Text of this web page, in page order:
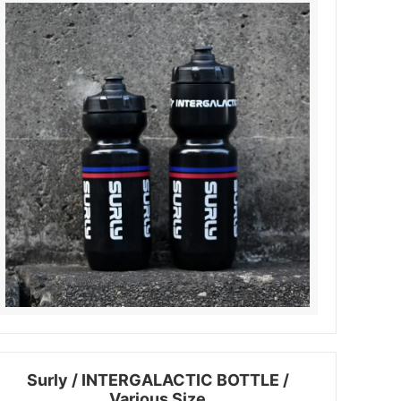
サドル
ディレーラー / ハンガー
WALD Basket
Sim Works
Surly / INTERGALACTIC BOTTLE /